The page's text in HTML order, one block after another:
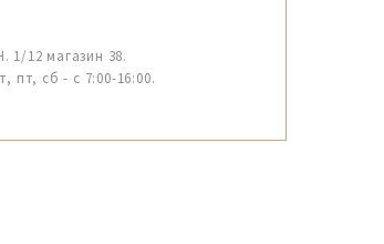
1/12 магазин 38.
пт, сб - с 7:00-16:00.